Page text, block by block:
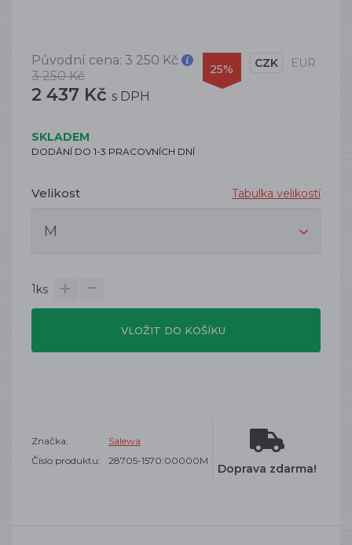
Původní cena: 3 250 Kč
3 250 Kč
2 437 Kč s DPH
25% CZK EUR
SKLADEM
DODÁNÍ DO 1-3 PRACOVNÍCH DNÍ
Velikost Tabulka velikostí
1ks
VLOŽIT DO KOŠÍKU
Značka:
Salewa
Číslo produktu:
28705-1570:00000M
Doprava zdarma!